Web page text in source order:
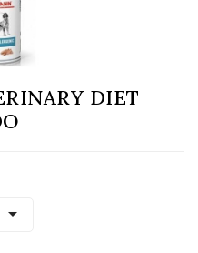
DIET
